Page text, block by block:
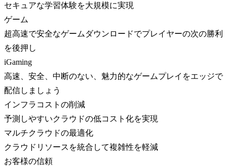
セキュアな学習体験を大規模に実現
ゲーム
超高速で安全なゲームダウンロードでプレイヤーの次の勝利
を後押し
iGaming
高速、安全、中断のない、魅力的なゲームプレイをエッジで
配信しましょう
インフラコストの削減
予測しやすいクラウドの低コスト化を実現
マルチクラウドの最適化
クラウドリソースを統合して複雑性を軽減
お客様の信頼